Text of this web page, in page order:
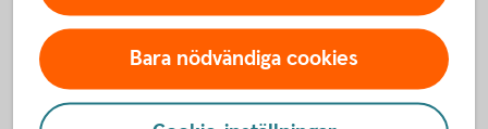
Tjänstepension med depå
Bara nödvändiga cookies